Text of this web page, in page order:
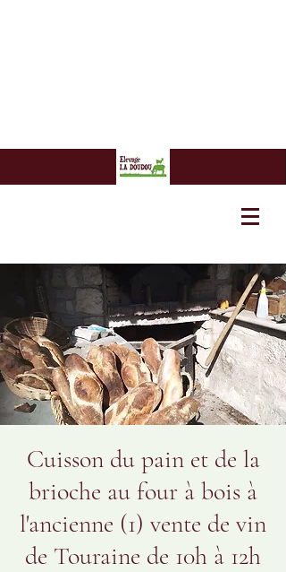
Cuisson du pain et de la
brioche au four à bois à
l'ancienne (1) vente de vin
de Touraine de 10h à 12h